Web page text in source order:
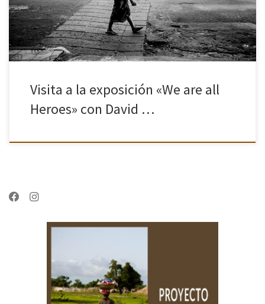
Visita a la exposición «We are all
Heroes» con David …